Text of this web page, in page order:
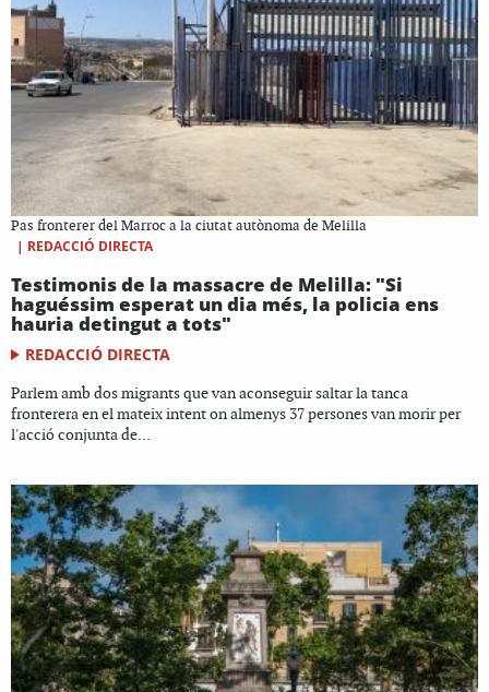
Pas fronterer del Marroc a la ciutat autònoma de Melilla
| REDACCIÓ DIRECTA
Testimonis de la massacre de Melilla: "Si
haguéssim esperat un dia més, la policia ens
hauria detingut a tots"
REDACCIÓ DIRECTA
Parlem amb dos migrants que van aconseguir saltar la tanca
fronterera en el mateix intent on almenys 37 persones van morir per
l'acció conjunta de...